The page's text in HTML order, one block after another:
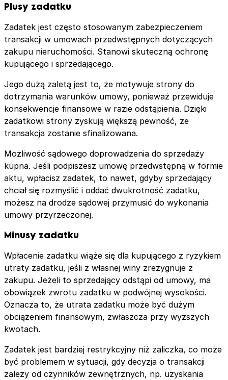
Plusy zadatku
Zadatek jest często stosowanym zabezpieczeniem
transakcji w umowach przedwstępnych dotyczących
zakupu nieruchomości. Stanowi skuteczną ochronę
kupującego i sprzedającego.
Jego dużą zaletą jest to, że motywuje strony do
dotrzymania warunków umowy, ponieważ przewiduje
konsekwencje finansowe w razie odstąpienia. Dzięki
zadatkowi strony zyskują większą pewność, że
transakcja zostanie sfinalizowana.
Możliwość sądowego doprowadzenia do sprzedaży
kupna. Jeśli podpiszesz umowę przedwstępną w formie
aktu, wpłacisz zadatek, to nawet, gdyby sprzedający
chciał się rozmyślić i oddać dwukrotność zadatku,
możesz na drodze sądowej przymusić do wykonania
umowy przyrzeczonej.
Minusy zadatku
Wpłacenie zadatku wiąże się dla kupującego z ryzykiem
utraty zadatku, jeśli z własnej winy zrezygnuje z
zakupu. Jeżeli to sprzedający odstąpi od umowy, ma
obowiązek zwrotu zadatku w podwójnej wysokości.
Oznacza to, że utrata zadatku może być dużym
obciążeniem finansowym, zwłaszcza przy wyższych
kwotach.
Zadatek jest bardziej restrykcyjny niż zaliczka, co może
być problemem w sytuacji, gdy decyzja o transakcji
zależy od czynników zewnętrznych, np. uzyskania